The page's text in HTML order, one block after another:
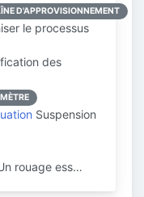
D'APPROVISIONNEMENT
le processus
des
Suspension
rouage ess…